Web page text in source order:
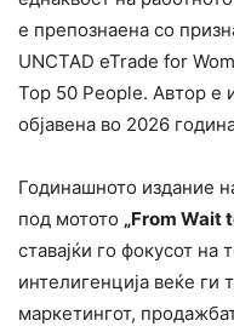
е препознаена со
UNCTAD eTrade for
Top 50 People. Автор е
објавена во 2026
Годинашното издание
под мотото „From Wait
ставајќи го фокусот на
интелигенција веќе ги
маркетингот,